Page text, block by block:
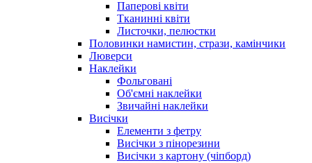
Паперові квіти
Тканинні квіти
Листочки, пелюстки
Половинки намистин, стрази, камінчики
Люверси
Наклейки
Фольговані
Об'ємні наклейки
Звичайні наклейки
Висічки
Елементи з фетру
Висічки з пінорезини
Висічки з картону (чіпборд)